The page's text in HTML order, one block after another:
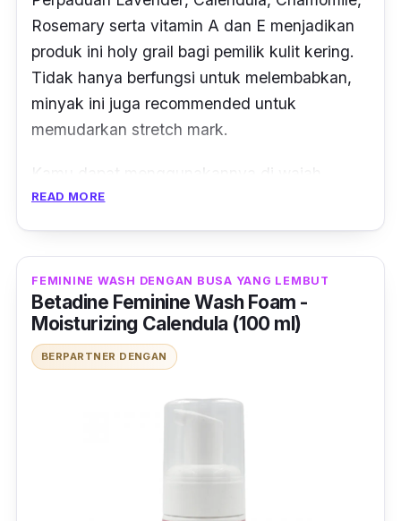
Rosemary serta vitamin A dan E menjadikan
produk ini holy grail bagi pemilik kulit kering.
Tidak hanya berfungsi untuk melembabkan,
minyak ini juga recommended untuk
memudarkan stretch mark.
Kamu dapat menggunakannya di wajah
maupun badan, terutama pada wilayah kulit
greasy. Ukurannya pun beragam, yaitu 25 ml,
125 ml dan 200 ml.
READ MORE
FEMININE WASH DENGAN BUSA YANG LEMBUT
Betadine Feminine Wash Foam -
Moisturizing Calendula (100 ml)
BERPARTNER DENGAN